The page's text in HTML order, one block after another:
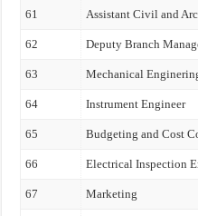
61 Assistant Civil and
62 Deputy Branch
63 Mechanical
64 Instrument Engineer
65 Budgeting and Cost
66 Electrical Inspection
67 Marketing